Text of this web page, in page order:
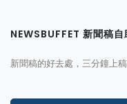
NEWSBUFFET 新聞稿
新聞稿的好去處，三分鐘上